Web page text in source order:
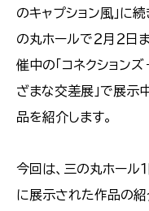
のキャプション風」に続
の丸ホールで２月２日
催中の「コネクションズ
ざまな交差展」で展示
品を紹介します。
今回は、三の丸ホール
に展示された作品の